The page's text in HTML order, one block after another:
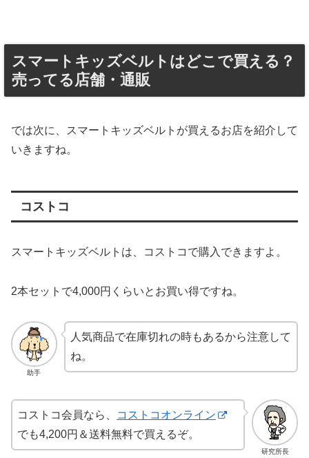
スマートキッズベルトはどこで買える？
売ってる店舗・通販
では次に、スマートキッズベルトが買えるお店を紹介して
いきますね。
コストコ
スマートキッズベルトは、コストコで購入できますよ。
2本セットで4,000円くらいとお買い得ですね。
助手
人気商品で在庫切れの時もあるから注意して
ね。
研究所長
コストコ会員なら、
コストコオンライン
でも4,200円＆送料無料で買えるぞ。